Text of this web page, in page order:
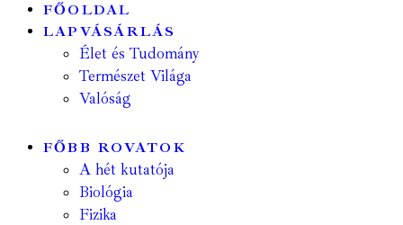
FŐOLDAL
LAPVÁSÁRLÁS
Élet és Tudomány
Természet Világa
Valóság
FŐBB ROVATOK
A hét kutatója
Biológia
Fizika